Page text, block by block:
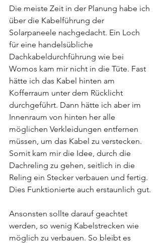
Die meiste Zeit in der Planung habe ich
über die Kabelführung der
Solarpaneele nachgedacht. Ein Loch
für eine handelsübliche
Dachkabeldurchführung wie bei
Womos kam mir nicht in die Tüte. Fast
hätte ich das Kabel hinten am
Kofferraum unter dem Rücklicht
durchgeführt. Dann hätte ich aber im
Innenraum von hinten her alle
möglichen Verkleidungen entfernen
müssen, um das Kabel zu verstecken.
Somit kam mir die Idee, durch die
Dachreling zu gehen, seitlich in die
Reling ein Stecker verbauen und fertig.
Dies Funktionierte auch erstaunlich gut.
Ansonsten sollte darauf geachtet
werden, so wenig Kabelstrecken wie
möglich zu verbauen. So bleibt es